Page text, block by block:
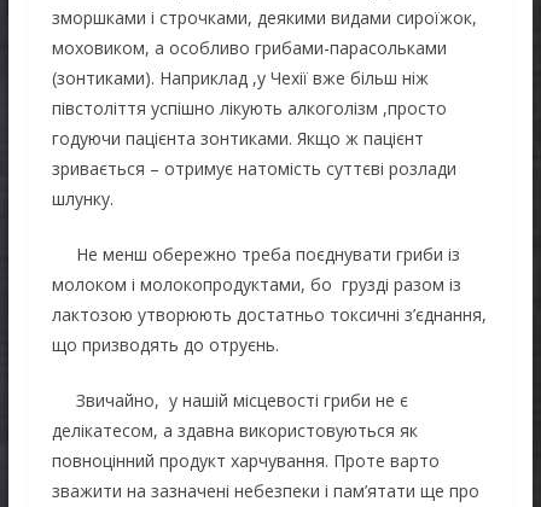
зморшками і строчками, деякими видами сироїжок,
моховиком, а особливо грибами-парасольками
(зонтиками). Наприклад ,у Чехії вже більш ніж
півстоліття успішно лікують алкоголізм ,просто
годуючи пацієнта зонтиками. Якщо ж пацієнт
зривається – отримує натомість суттєві розлади
шлунку.
Не менш обережно треба поєднувати гриби із
молоком і молокопродуктами, бо грузді разом із
лактозою утворюють достатньо токсичні з’єднання,
що призводять до отруєнь.
Звичайно, у нашій місцевості гриби не є
делікатесом, а здавна використовуються як
повноцінний продукт харчування. Проте варто
зважити на зазначені небезпеки і пам’ятати ще про